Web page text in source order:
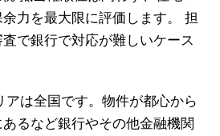
力を最大限に評価します。 担
で銀行で対応が難しいケース
は全国です。物件が都心から
るなど銀行やその他金融機関